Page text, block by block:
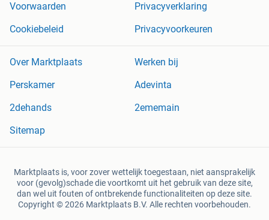
Voorwaarden
Privacyverklaring
Cookiebeleid
Privacyvoorkeuren
Over Marktplaats
Werken bij
Perskamer
Adevinta
2dehands
2ememain
Sitemap
Marktplaats is, voor zover wettelijk toegestaan, niet aansprakelijk
voor (gevolg)schade die voortkomt uit het gebruik van deze site,
dan wel uit fouten of ontbrekende functionaliteiten op deze site.
Copyright © 2026 Marktplaats B.V. Alle rechten voorbehouden.